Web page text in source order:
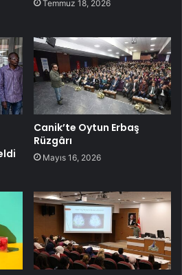
Temmuz 18, 2026
Canik’te Oytun Erbaş
Rüzgârı
Mayıs 16, 2026